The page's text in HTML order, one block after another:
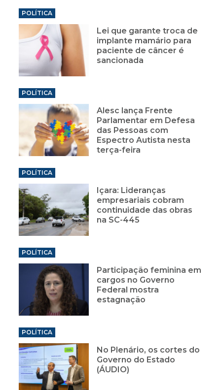
POLÍTICA
Lei que garante troca de
implante mamário para
paciente de câncer é
sancionada
POLÍTICA
Alesc lança Frente
Parlamentar em Defesa
das Pessoas com
Espectro Autista nesta
terça-feira
POLÍTICA
Içara: Lideranças
empresariais cobram
continuidade das obras
na SC-445
POLÍTICA
Participação feminina em
cargos no Governo
Federal mostra
estagnação
POLÍTICA
No Plenário, os cortes do
Governo do Estado
(ÁUDIO)